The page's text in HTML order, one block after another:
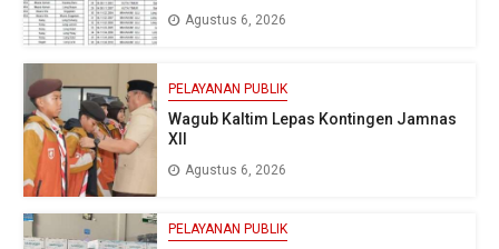
Agustus 6, 2026
PELAYANAN PUBLIK
Wagub Kaltim Lepas Kontingen Jamnas
XII
Agustus 6, 2026
PELAYANAN PUBLIK